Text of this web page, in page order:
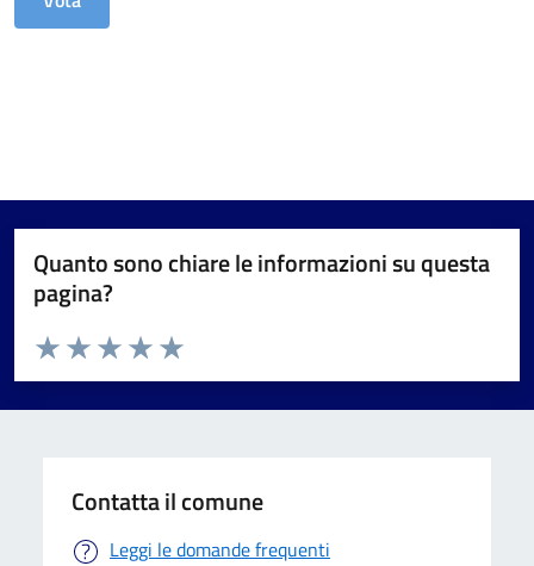
Quanto sono chiare le informazioni su questa
pagina?
Valuta da 1 a 5 stelle la pagina
Valuta 5 stelle su 5
Valuta 4 stelle su 5
Valuta 3 stelle su 5
Valuta 2 stelle su 5
Valuta 1 stelle su 5
Contatta il comune
Leggi le domande frequenti